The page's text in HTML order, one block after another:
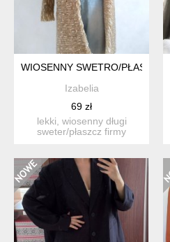
WIOSENNY SWETRO/PŁASZCZ
Izabelia
69 zł
lekki, wiosenny długi
sweter/płaszcz firmy